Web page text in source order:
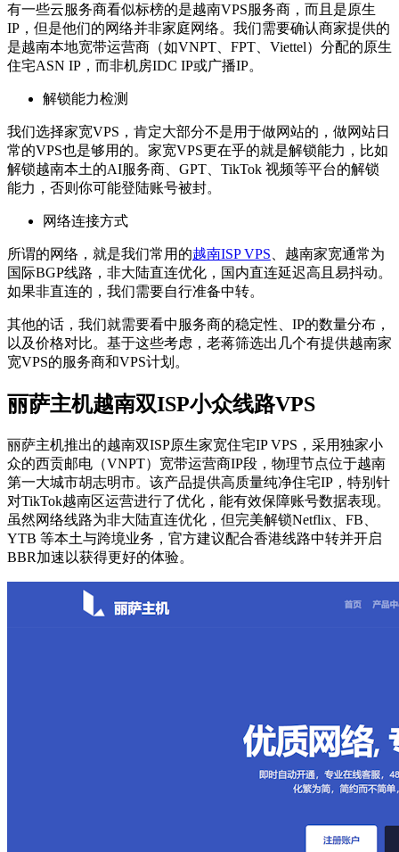
有一些云服务商看似标榜的是越南VPS服务商，而且是原生
IP，但是他们的网络并非家庭网络。我们需要确认商家提供的
是越南本地宽带运营商（如VNPT、FPT、Viettel）分配的原生
住宅ASN IP，而非机房IDC IP或广播IP。
解锁能力检测
我们选择家宽VPS，肯定大部分不是用于做网站的，做网站日
常的VPS也是够用的。家宽VPS更在乎的就是解锁能力，比如
解锁越南本土的AI服务商、GPT、TikTok 视频等平台的解锁
能力，否则你可能登陆账号被封。
网络连接方式
所谓的网络，就是我们常用的越南ISP VPS 、越南家宽通常为
国际BGP线路，非大陆直连优化，国内直连延迟高且易抖动。
如果非直连的，我们需要自行准备中转。
其他的话，我们就需要看中服务商的稳定性、IP的数量分布，
以及价格对比。基于这些考虑，老蒋筛选出几个有提供越南家
宽VPS的服务商和VPS计划。
丽萨主机越南双ISP小众线路VPS
丽萨主机推出的越南双ISP原生家宽住宅IP VPS，采用独家小
众的西贡邮电（VNPT）宽带运营商IP段，物理节点位于越南
第一大城市胡志明市。该产品提供高质量纯净住宅IP，特别针
对TikTok越南区运营进行了优化，能有效保障账号数据表现。
虽然网络线路为非大陆直连优化，但完美解锁Netflix、FB、
YTB 等本土与跨境业务，官方建议配合香港线路中转并开启
BBR加速以获得更好的体验。